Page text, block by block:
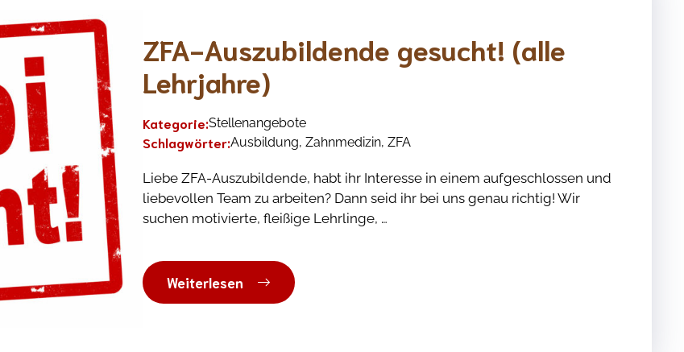
ZFA-Auszubildende gesucht! (alle
Lehrjahre)
Kategorie:Stellenangebote
Schlagwörter:Ausbildung, Zahnmedizin, ZFA
Liebe ZFA-Auszubildende, habt ihr Interesse in einem aufgeschlossen und
liebevollen Team zu arbeiten? Dann seid ihr bei uns genau richtig! Wir
suchen motivierte, fleißige Lehrlinge, …
Weiterlesen